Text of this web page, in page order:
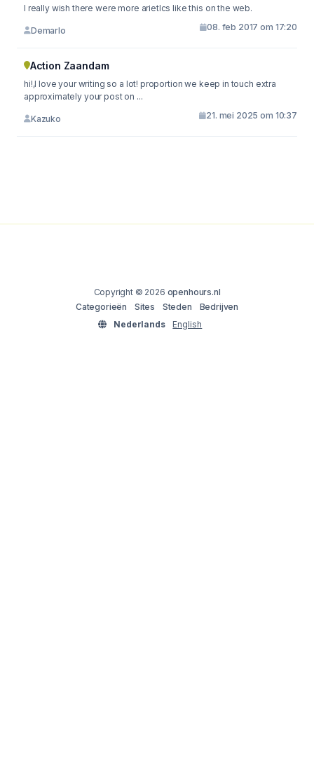
I really wish there were more arietlcs like this on the web.
Demarlo 08. feb 2017 om 17:20
Action Zaandam
hi!,I love your writing so a lot! proportion we keep in touch extra
approximately your post on ...
Kazuko 21. mei 2025 om 10:37
Copyright © 2026 openhours.nl
Categorieën
Sites Steden
Bedrijven
Nederlands
English